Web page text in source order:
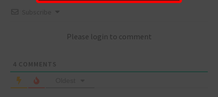
Please login to comment
4 COMMENTS